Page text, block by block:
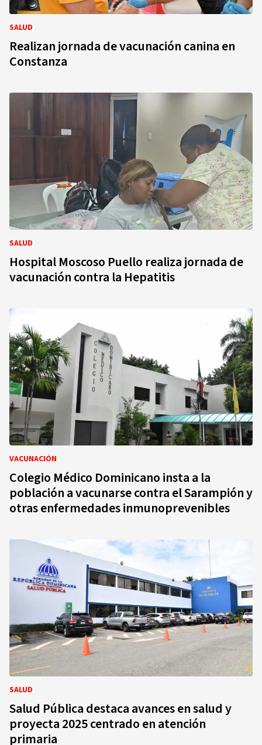
SALUD
Realizan jornada de vacunación canina en
Constanza
SALUD
Hospital Moscoso Puello realiza jornada de
vacunación contra la Hepatitis
VACUNACIÓN
Colegio Médico Dominicano insta a la
población a vacunarse contra el Sarampión y
otras enfermedades inmunoprevenibles
SALUD
Salud Pública destaca avances en salud y
proyecta 2025 centrado en atención
primaria